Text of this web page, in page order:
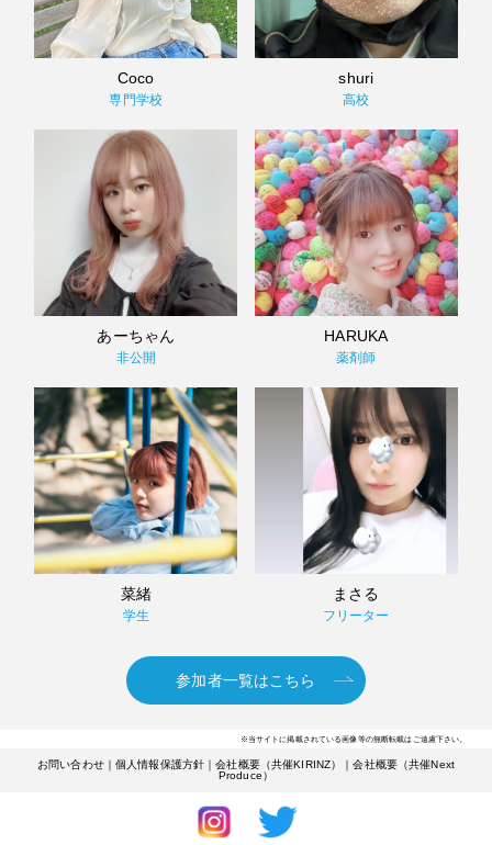
Coco
専門学校
shuri
高校
あーちゃん
非公開
HARUKA
薬剤師
菜緒
学生
まさる
フリーター
参加者一覧はこちら
※当サイトに掲載されている画像等の無断転載はご遠慮下さい。
お問い合わせ｜個人情報保護方針 ｜会社概要（共催KIRINZ） ｜会社概要（共催Next
Produce）